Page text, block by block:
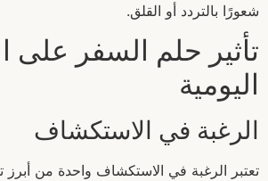
شعورًا بالتردد أو القلق.
تأثير حلم السفر على
اليومية
الرغبة في الاستكشاف
تعتبر الرغبة في الاستكشاف واحدة من أبرز